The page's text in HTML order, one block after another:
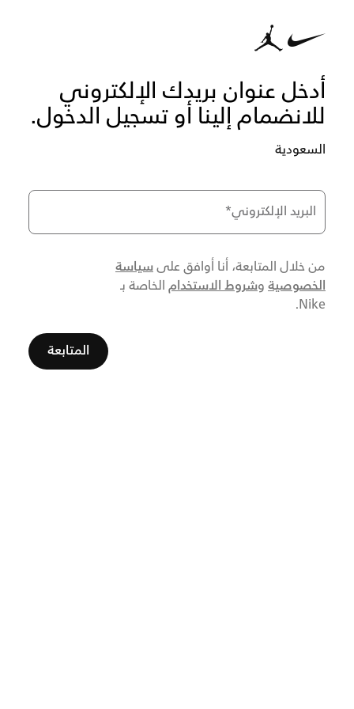
أدخل عنوان بريدك الإلكتروني
للانضمام إلينا أو تسجيل الدخول.
السعودية
البريد الإلكتروني*
من خلال المتابعة، أنا أوافق علىسياسة
الخصوصية وشروط الاستخدام الخاصة بـ
Nike.
المتابعة